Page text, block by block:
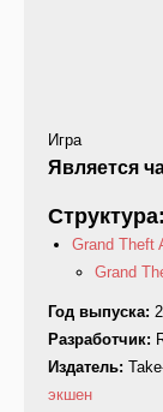
Игра
Является
Структура:
Grand Theft
Grand
Год выпуска:
Разработчик:
Издатель:
экшен